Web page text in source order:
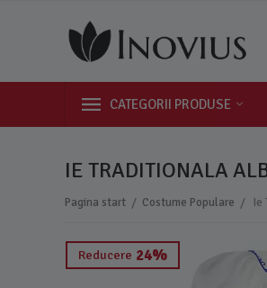
CATEGORII PRODUSE
IE TRADITIONALA
Pagina start / Costume Populare /
Reducere 24%